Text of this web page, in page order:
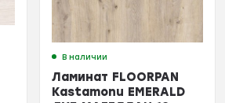
В наличии
Ламинат FLOORPAN
Kastamonu EMERALD